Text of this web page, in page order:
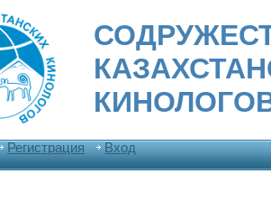
Регистрация Вход